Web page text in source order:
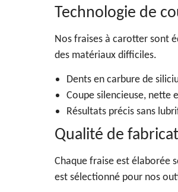
Technologie de
Nos fraises à carotter sont
des matériaux difficiles.
Dents en carbure de
Coupe silencieuse, nette
Résultats précis sans
Qualité de
Chaque fraise est élaborée
est sélectionné pour nos